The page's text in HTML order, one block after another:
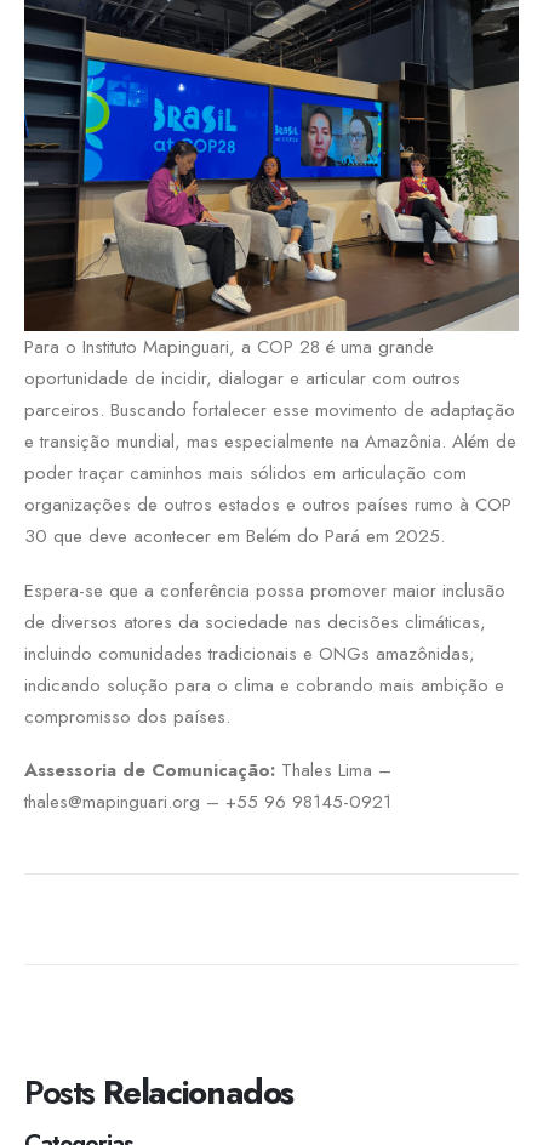
Para o Instituto Mapinguari, a COP 28 é uma grande
oportunidade de incidir, dialogar e articular com outros
parceiros. Buscando fortalecer esse movimento de adaptação
e transição mundial, mas especialmente na Amazônia. Além de
poder traçar caminhos mais sólidos em articulação com
organizações de outros estados e outros países rumo à COP
30 que deve acontecer em Belém do Pará em 2025.
Espera-se que a conferência possa promover maior inclusão
de diversos atores da sociedade nas decisões climáticas,
incluindo comunidades tradicionais e ONGs amazônidas,
indicando solução para o clima e cobrando mais ambição e
compromisso dos países.
Assessoria de Comunicação: Thales Lima –
thales@mapinguari.org – +55 96 98145-0921
Posts Relacionados